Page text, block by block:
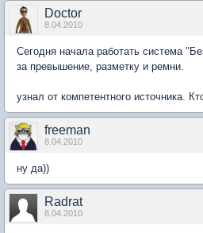
Doctor
8.04.2010
Сегодня начала работать система
за превышение, разметку и ремни.
узнал от компетентного источника.
freeman
8.04.2010
ну да))
Radrat
8.04.2010